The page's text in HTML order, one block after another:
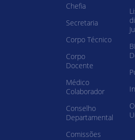
Chefia
Secretaria
Corpo Técnico
Corpo
Docente
Médico
Colaborador
Conselho
Departamental
Comissões